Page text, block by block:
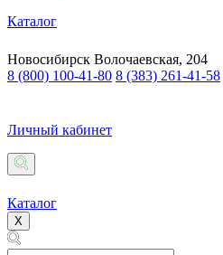
Каталог
Новосибирск Волочаевская, 204
8 (800) 100-41-80 8 (383) 261-41-58
Личный кабинет
Каталог
X